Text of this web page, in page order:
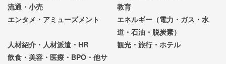
流通・小売
教育
エンタメ・アミューズメント
エネルギー（電力・ガス・水
道・石油・脱炭素）
人材紹介・人材派遣・HR
観光・旅行・ホテル
飲食・美容・医療・BPO・他サ